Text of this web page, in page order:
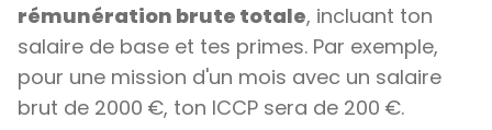
rémunération brute totale, incluant ton
salaire de base et tes primes. Par exemple,
pour une mission d'un mois avec un salaire
brut de 2000 €, ton ICCP sera de 200 €.